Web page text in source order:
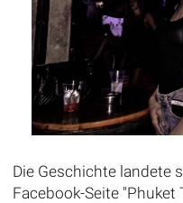
Die Geschichte landete
Facebook-Seite